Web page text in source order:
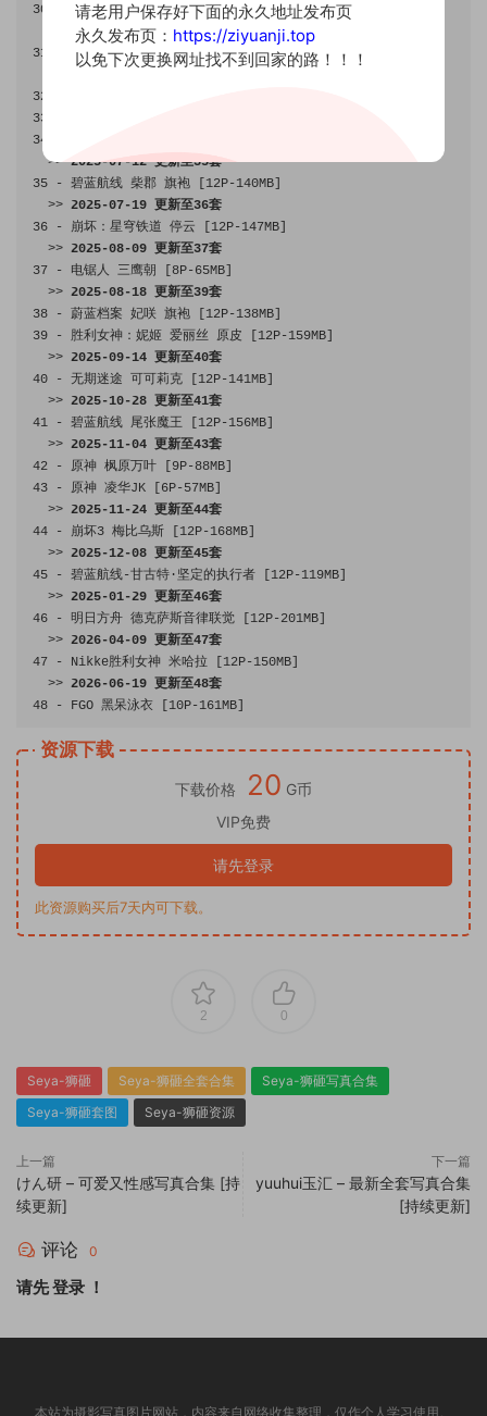
30
碧蓝航线 大凤 旗袍 [15P-153MB]
2025- 06-21 更新至31套
31
胜利女神：妮姬 毒蛇 [12P-155MB]
32
33
34
>> 2025-07-12 更新至35套
35
- 碧蓝航线 柴郡 旗袍 [12P-140MB]
>> 2025-07-19 更新至36套
36
- 崩坏：星穹铁道 停云 [12P-147MB]
>> 2025-08-09 更新至37套
37
- 电锯人 三鹰朝 [8P-65MB]
>> 2025-08-18 更新至39套
38
- 蔚蓝档案 妃咲 旗袍 [12P-138MB]
39
- 胜利女神：妮姬 爱丽丝 原皮 [12P-159MB]
>> 2025-09-14 更新至40套
40
- 无期迷途 可可莉克 [12P-141MB]
>> 2025-10-28 更新至41套
41
- 碧蓝航线 尾张魔王 [12P-156MB]
>> 2025-11-04 更新至43套
42
- 原神 枫原万叶 [9P-88MB]
43
- 原神 凌华JK [6P-57MB]
>> 2025-11-24 更新至44套
44
- 崩坏3 梅比乌斯 [12P-168MB]
>> 2025-12-08 更新至45套
45
- 碧蓝航线-甘古特·坚定的执行者 [12P-119MB]
>> 2025-01-29 更新至46套
46
- 明日方舟 德克萨斯音律联觉 [12P-201MB]
>> 2026-04-09 更新至47套
47
- Nikke胜利女神 米哈拉 [12P-150MB]
>> 2026-06-19 更新至48套
48
- FGO 黑呆泳衣 [10P-161MB]
资源下载
下载价格 20 G币
VIP免费
请先登录
此资源购买后7天内可下载。
2 0
Seya-狮砸 Seya-狮砸全套合集
Seya-狮砸写真合集
Seya-狮砸套图
Seya-狮砸资源
上一篇
けん研 – 可爱又性感写真合集 [持
续更新]
下一篇
yuuhui玉汇 – 最新全套写真合集
[持续更新]
评论 0
请先登录 ！
本站为摄影写真图片网站，内容来自网络收集整理，仅作个人学习使用。
请老用户保存好下面的永久地址发布页
永久发布页： https://ziyuanji.top
以免下次更换网址找不到回家的路！！！